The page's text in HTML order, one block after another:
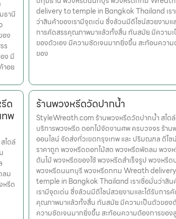
ธานี
อง
ร
ง มี
าอย
delivery to temple in Bangkok Thailand เรา
ว่าสินค้าของเรามีจุดเด่น ซึ่งล้วนมีดีไซน์สวยงามแ
การคัดสรรคุณภาพมาแล้วทั้งสิ้น ทันสมัย มีความ
ของตัวเอง มีความชัดเจนมากยิ่งขึ้น สะท้อนความ
ของ
ด
ทพ
ไตล์
ลม
หรีด
ร้านพวงหรีดวัดปากน้ำ
StyleWreath.com ร้านพวงหรีดวัดปากน้ำ สไต
บริการพวงหรีด ดอกไม้จัดงานศพ ครบวงจร ร้าน
ออนไลน์ จัดส่งทั่วเขตกรุงเทพ และ ปริมณฑล ดีไซ
ราคาถูก พวงหรีดดอกไม้สด พวงหรีดพัดลม พวง
ต้นไม้ พวงหรีดของใช้ พวงหรีดสำเร็จรูป พวงหรี
พวงหรีดนนทบุรี พวงหรีดกทม Wreath
temple in Bangkok Thailand เราเชื่อมั่นว่าสิน
เรามีจุดเด่น ซึ่งล้วนมีดีไซน์สวยงามและได้รับการ
คุณภาพมาแล้วทั้งสิ้น ทันสมัย มีความเป็นตัวของ
ความชัดเจนมากยิ่งขึ้น สะท้อนความต้องการของ